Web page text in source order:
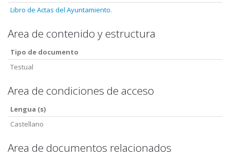
Libro de Actas del Ayuntamiento.
Area de contenido y estructura
Tipo de documento
Testual
Area de condiciones de acceso
Lengua (s)
Castellano
Area de documentos relacionados